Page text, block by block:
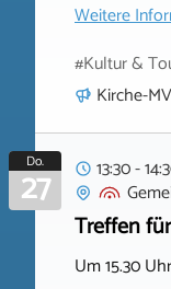
Weitere
#Kultur &
Kirche-MV
Do.
27
13:30 -
Treffen
Um 15.30